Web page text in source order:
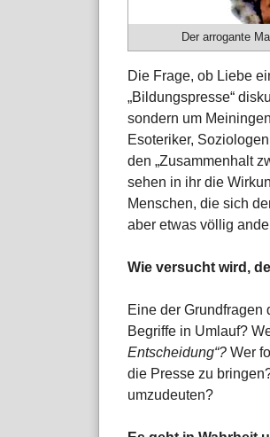
Der arrogante
Die Frage, ob Liebe
„Bildungspresse“
sondern um
Esoteriker,
den „Zusammenhalt
sehen in ihr die
Menschen, die sich
aber etwas völlig
Wie versucht wird,
Eine der
Begriffe in Umlauf?
Entscheidung“? Wer
die Presse zu
umzudeuten?